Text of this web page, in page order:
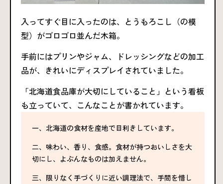
入ってすぐ目に入ったのは、とうもろこし（の模
型）がゴロゴロ並んだ木箱。
手前にはプリンやジャム、ドレッシングなどの加工
品が、きれいにディスプレイされていました。
「北海道食品庫が大切にしていること」という看板
も立っていて、こんなことが書かれています。
一、北海道の食材を産地で目利きしています。
二、味わい、香り、食感。食材が持つおいしさを大
切にし、よぶんなものは加えません。
三、限りなく手づくりに近い調理法で、手間を惜し